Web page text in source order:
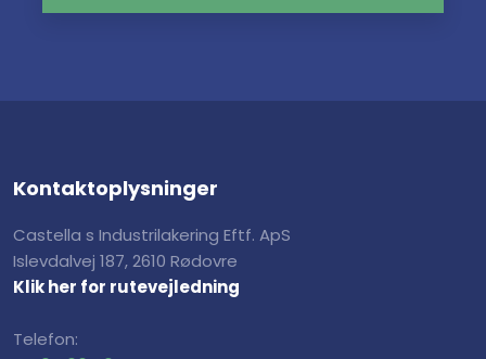
Konta​ktoplysninger
​Castella s Industrilakering Eftf. ApS
Islevdalvej 187, 2610 Rødovre
Klik her for rutevejledning
Telefon: